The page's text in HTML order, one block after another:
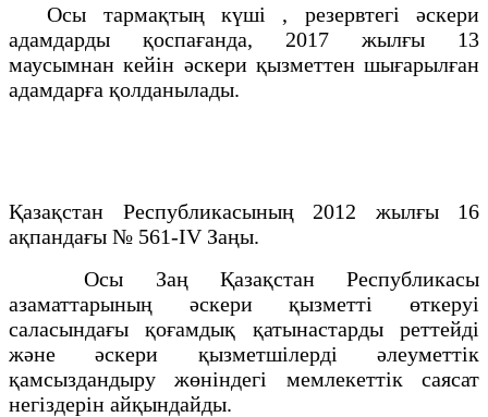
Осы тармақтың күші , резервтегі әскери
адамдарды қоспағанда, 2017 жылғы 13
маусымнан кейін әскери қызметтен шығарылған
адамдарға қолданылады.
Қазақстан Республикасының 2012 жылғы 16
ақпандағы № 561-IV Заңы.
Осы Заң Қазақстан Республикасы
азаматтарының әскери қызметті өткеруі
саласындағы қоғамдық қатынастарды реттейді
және әскери қызметшілерді әлеуметтік
қамсыздандыру жөніндегі мемлекеттік саясат
негіздерін айқындайды.